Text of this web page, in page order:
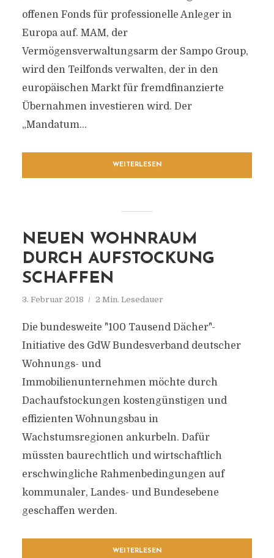
offenen Fonds für professionelle Anleger in
Europa auf. MAM, der
Vermögensverwaltungsarm der Sampo Group,
wird den Teilfonds verwalten, der in den
europäischen Markt für fremdfinanzierte
Übernahmen investieren wird. Der
„Mandatum...
WEITERLESEN
NEUEN WOHNRAUM
DURCH AUFSTOCKUNG
SCHAFFEN
3. Februar 2018 2 Min. Lesedauer
Die bundesweite "100 Tausend Dächer"-
Initiative des GdW Bundesverband deutscher
Wohnungs- und
Immobilienunternehmen möchte durch
Dachaufstockungen kostengünstigen und
effizienten Wohnungsbau in
Wachstumsregionen ankurbeln. Dafür
müssten baurechtlich und wirtschaftlich
erschwingliche Rahmenbedingungen auf
kommunaler, Landes- und Bundesebene
geschaffen werden.
WEITERLESEN